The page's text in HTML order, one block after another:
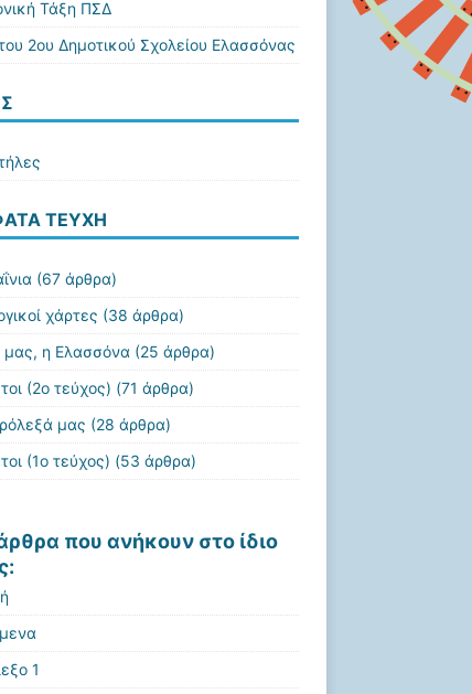
Τάξη ΠΣΔ
2ου Δημοτικού Σχολείου Ελασσόνας
ΤΕΎΧΗ
(67 άρθρα)
χάρτες (38 άρθρα)
η Ελασσόνα (25 άρθρα)
(2ο τεύχος) (71 άρθρα)
μας (28 άρθρα)
(1ο τεύχος) (53 άρθρα)
που ανήκουν στο ίδιο
1